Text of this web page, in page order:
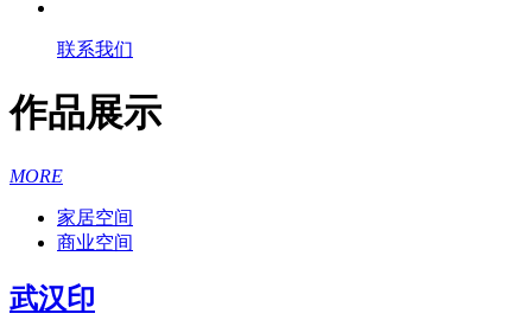
联系我们
作品展示
MORE
家居空间
商业空间
武汉印